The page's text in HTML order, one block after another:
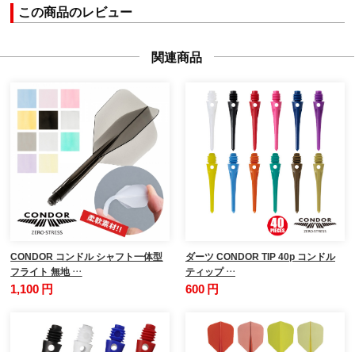
この商品のレビュー
関連商品
CONDOR コンドル シャフト一体型
フライト 無地 …
1,100 円
ダーツ CONDOR TIP 40p コンドル
ティップ …
600 円